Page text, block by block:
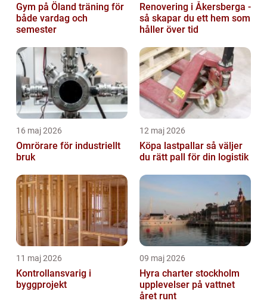
Gym på Öland träning för
både vardag och
semester
Renovering i Åkersberga -
så skapar du ett hem som
håller över tid
16 maj 2026
Omrörare för industriellt
bruk
12 maj 2026
Köpa lastpallar så väljer
du rätt pall för din logistik
11 maj 2026
Kontrollansvarig i
byggprojekt
09 maj 2026
Hyra charter stockholm
upplevelser på vattnet
året runt